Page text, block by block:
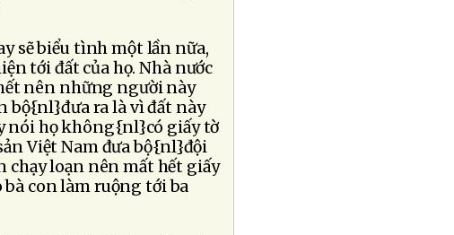
sẽ biểu tình một lần nữa,
tới đất của họ. Nhà nước
nên những người này
bộ{nl}đưa ra là vì đất này
nói họ không{nl}có giấy tờ
Việt Nam đưa bộ{nl}đội
chạy loạn nên mất hết giấy
bà con làm ruộng tới ba